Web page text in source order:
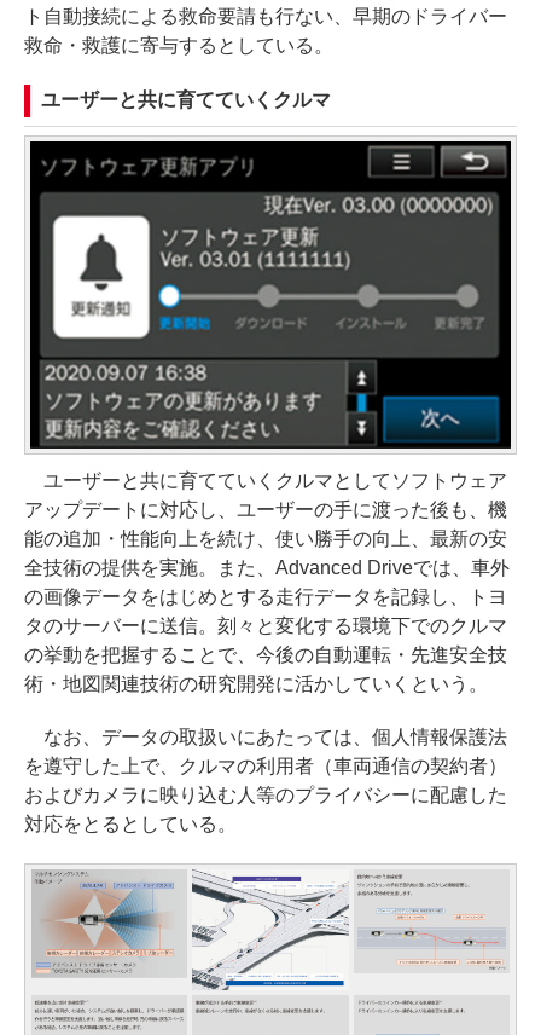
ト自動接続による救命要請も行ない、早期のドライバー
救命・救護に寄与するとしている。
ユーザーと共に育てていくクルマ
ユーザーと共に育てていくクルマとしてソフトウェア
アップデートに対応し、ユーザーの手に渡った後も、機
能の追加・性能向上を続け、使い勝手の向上、最新の安
全技術の提供を実施。また、Advanced Driveでは、車外
の画像データをはじめとする走行データを記録し、トヨ
タのサーバーに送信。刻々と変化する環境下でのクルマ
の挙動を把握することで、今後の自動運転・先進安全技
術・地図関連技術の研究開発に活かしていくという。
なお、データの取扱いにあたっては、個人情報保護法
を遵守した上で、クルマの利用者（車両通信の契約者）
およびカメラに映り込む人等のプライバシーに配慮した
対応をとるとしている。